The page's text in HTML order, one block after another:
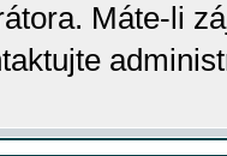
Máte-li